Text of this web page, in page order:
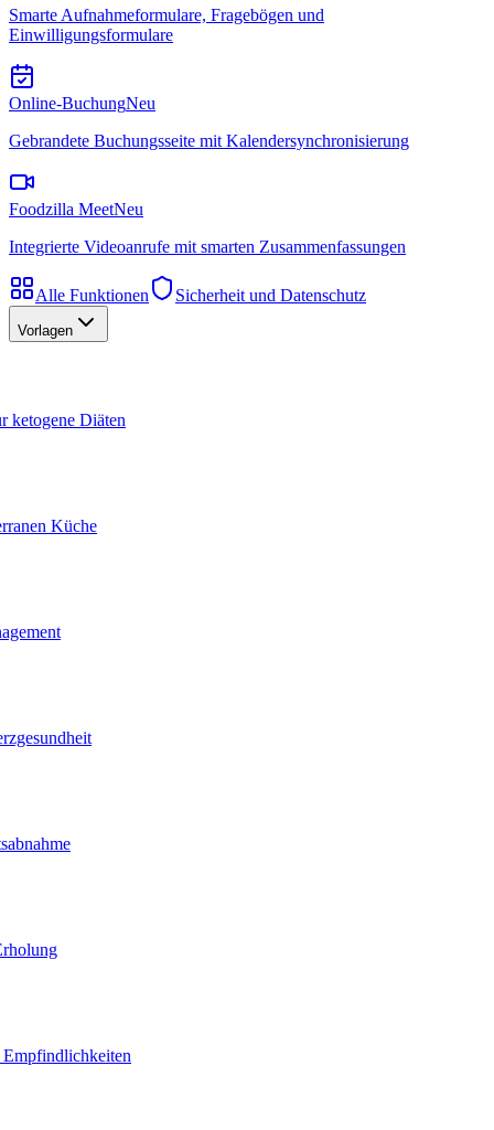
Smarte Aufnahmeformulare, Fragebögen und
Einwilligungsformulare
Online-BuchungNeu
Gebrandete Buchungsseite mit Kalendersynchronisierung
Foodzilla MeetNeu
Integrierte Videoanrufe mit smarten Zusammenfassungen
Alle Funktionen Sicherheit und Datenschutz
Vorlagen
ketogene Diäten
Küche